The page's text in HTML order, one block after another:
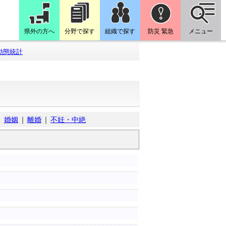
県外の方へ 分野で探す 組織で探す 防災 緊急 メニュー
態統計
婚姻 ｜ 離婚 ｜ 不妊・中絶